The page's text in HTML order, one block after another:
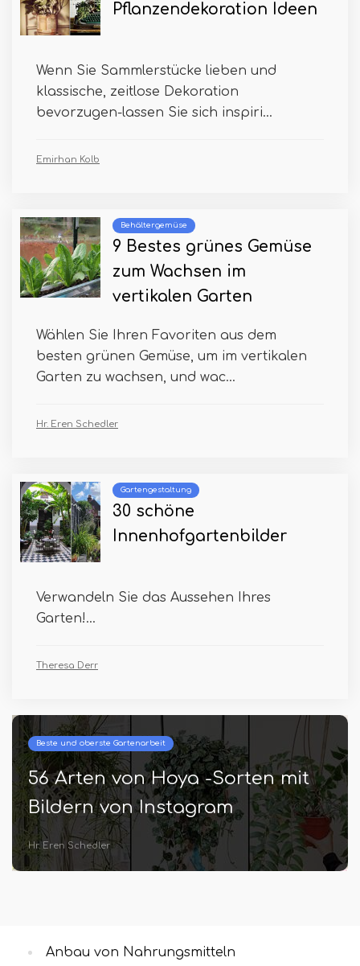
Pflanzendekoration Ideen
Wenn Sie Sammlerstücke lieben und
klassische, zeitlose Dekoration
bevorzugen-lassen Sie sich inspiri...
Emirhan Kolb
Behältergemüse
9 Bestes grünes Gemüse
zum Wachsen im
vertikalen Garten
Wählen Sie Ihren Favoriten aus dem
besten grünen Gemüse, um im vertikalen
Garten zu wachsen, und wac...
Hr. Eren Schedler
Gartengestaltung
30 schöne
Innenhofgartenbilder
Verwandeln Sie das Aussehen Ihres
Garten!...
Theresa Derr
Behältergemüse
Wachsende Rüben in
Containern | Wie man Rüben in
Töpfen annimmt
Batuhan Frenzel
Anbau von Nahrungsmitteln